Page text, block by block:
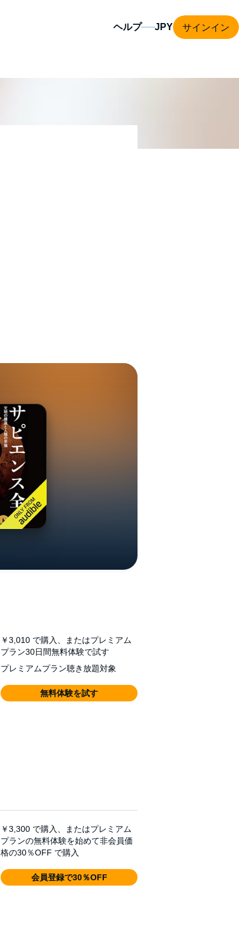
ヘルプ サインイン
￥3,010 で購入、またはプレミアム
プラン30日間無料体験で試す
プレミアムプラン聴き放題対象
無料体験を試す
￥3,300 で購入、またはプレミアム
プランの無料体験を始めて非会員価
格の30％OFF で購入
会員登録で30％OFF